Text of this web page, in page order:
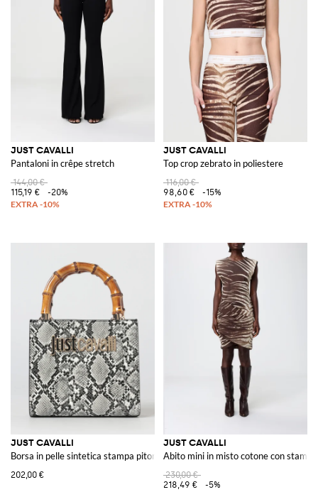
JUST CAVALLI
Pantaloni in crêpe stretch
144,00 €
115,19 €
-20%
JUST CAVALLI
Top crop zebrato in poliestere
116,00 €
98,60 €
-15%
JUST CAVALLI
Borsa in pelle sintetica stampa pitone
202,00 €
JUST CAVALLI
Abito mini in misto cotone con
230,00 €
218,49 €
-5%